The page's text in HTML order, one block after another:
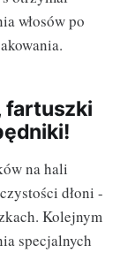
włosów po
fartuszki
na hali
dłoni -
Kolejnym
specjalnych